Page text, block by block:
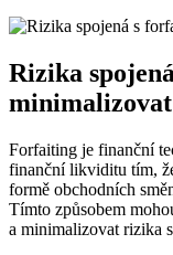
Rizika
minimalizovat
Forfaiting je finanční
finanční likviditu tím,
formě obchodních
Tímto způsobem
a minimalizovat rizika